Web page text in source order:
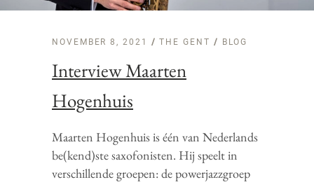
NOVEMBER 8, 2021 THE GENT / BLOG
Interview Maarten
Hogenhuis
Maarten Hogenhuis is één van Nederlands
be(kend)ste saxofonisten. Hij speelt in
verschillende groepen: de powerjazzgroep